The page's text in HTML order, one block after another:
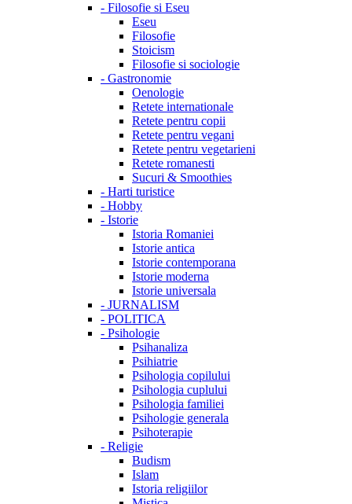
- Filosofie si Eseu
Eseu
Filosofie
Stoicism
Filosofie si sociologie
- Gastronomie
Oenologie
Retete internationale
Retete pentru copii
Retete pentru vegani
Retete pentru vegetarieni
Retete romanesti
Sucuri & Smoothies
- Harti turistice
- Hobby
- Istorie
Istoria Romaniei
Istorie antica
Istorie contemporana
Istorie moderna
Istorie universala
- JURNALISM
- POLITICA
- Psihologie
Psihanaliza
Psihiatrie
Psihologia copilului
Psihologia cuplului
Psihologia familiei
Psihologie generala
Psihoterapie
- Religie
Budism
Islam
Istoria religiilor